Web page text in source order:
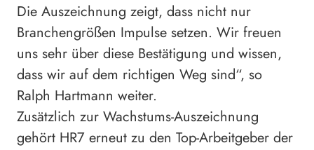
Die Auszeichnung zeigt, dass nicht nur
Branchengrößen Impulse setzen. Wir freuen
uns sehr über diese Bestätigung und wissen,
dass wir auf dem richtigen Weg sind“, so
Ralph Hartmann weiter.
Zusätzlich zur Wachstums-Auszeichnung
gehört HR7 erneut zu den Top-Arbeitgeber der